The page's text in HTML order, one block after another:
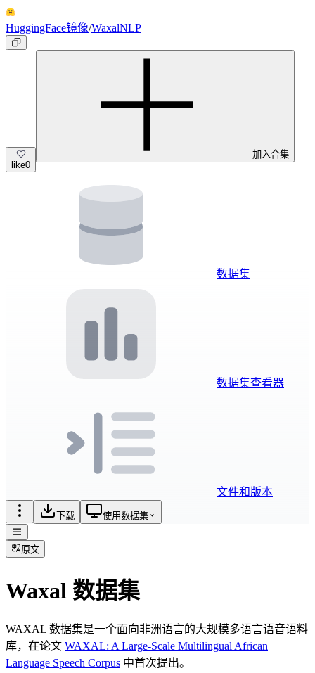
HuggingFace镜像/WaxalNLP
like0
加入合集
数据集
数据集查看器
文件和版本
下载 使用数据集
原文
Waxal 数据集
WAXAL 数据集是一个面向非洲语言的大规模多语言语音语料
库，在论文 WAXAL: A Large-Scale Multilingual African
Language Speech Corpus 中首次提出。